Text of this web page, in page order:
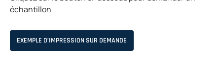
échantillon
EXEMPLE D’IMPRESSION SUR DEMANDE